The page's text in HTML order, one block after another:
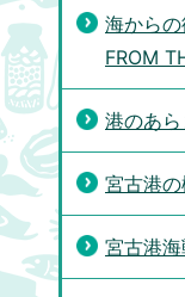
海からの
FROM
港のあら
宮古港
宮古港